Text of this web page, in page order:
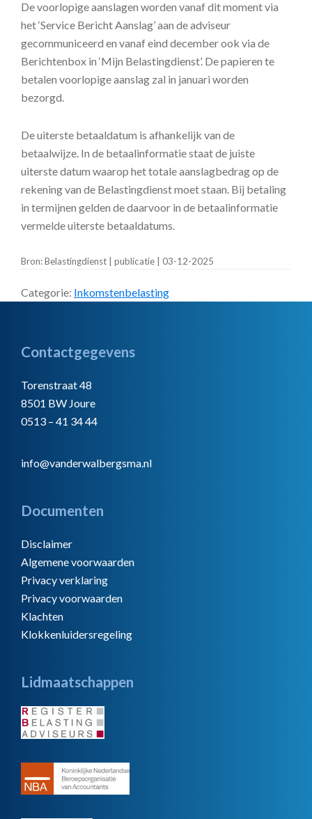
De voorlopige aanslagen worden vanaf dit moment via
het ‘Service Bericht Aanslag’ aan de adviseur
gecommuniceerd en vanaf eind december ook via de
Berichtenbox in ‘Mijn Belastingdienst’. De papieren te
betalen voorlopige aanslag zal in januari worden
bezorgd.
De uiterste betaaldatum is afhankelijk van de
betaalwijze. In de betaalinformatie staat de juiste
uiterste datum waarop het totale aanslagbedrag op de
rekening van de Belastingdienst moet staan. Bij betaling
in termijnen gelden de daarvoor in de betaalinformatie
vermelde uiterste betaaldatums.
Bron: Belastingdienst | publicatie | 03-12-2025
Categorie: Inkomstenbelasting
Footer
Contactgegevens
Torenstraat 48
8501 BW Joure
0513 – 41 34 44
info@vanderwalbergsma.nl
Documenten
Disclaimer
Algemene voorwaarden
Privacy verklaring
Privacy voorwaarden
Klachten
Klokkenluidersregeling
Lidmaatschappen